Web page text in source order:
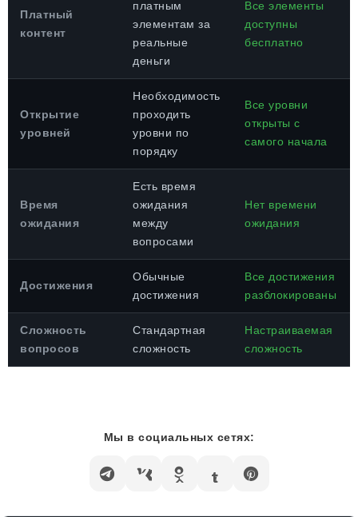
Платный
контент
платным
элементам за
реальные
деньги
Все элементы
доступны
бесплатно
Открытие
уровней
Необходимость
проходить
уровни по
порядку
Все уровни
открыты с
самого начала
Время
ожидания
Есть время
ожидания
между
вопросами
Нет времени
ожидания
Достижения
Обычные
достижения
Все достижения
разблокированы
Сложность
вопросов
Стандартная
сложность
Настраиваемая
сложность
Мы в социальных сетях: